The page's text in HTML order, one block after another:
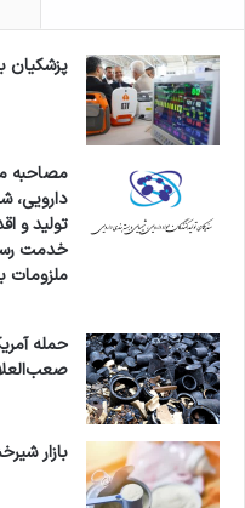
ارتباطات تخصصی،
برای مشارکت و
www.pharmex.me
پزشکیان
مصاحبه
دارویی،
تولید و
خدمت
ملزومات
حمله
بازار